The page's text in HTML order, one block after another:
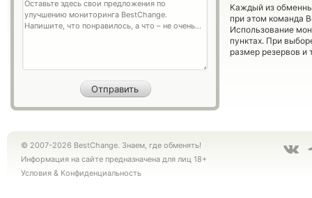
Каждый из
при этом команда
Использование
пунктах. При
размер резервов и
© 2007-2026 BestChange. Знаем, где обменять!
Информация на сайте предназначена для лиц 18+
Условия & Конфиденциальность